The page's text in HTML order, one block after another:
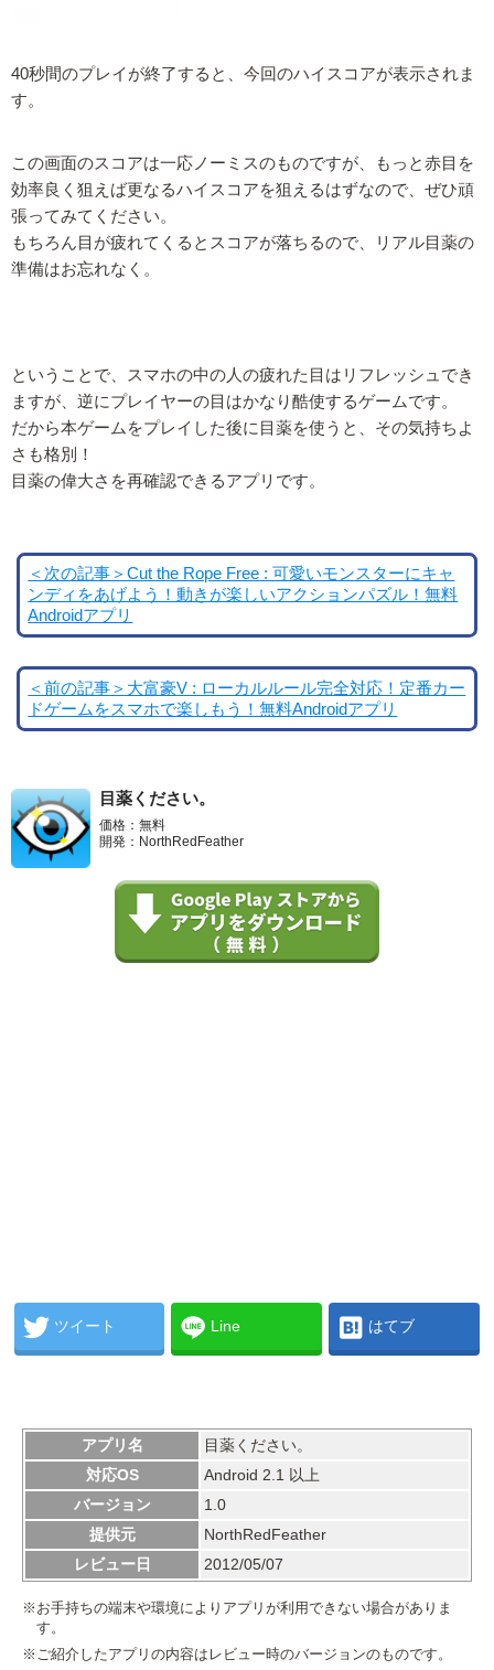
40秒間のプレイが終了すると、今回のハイスコアが表示されま
す。
この画面のスコアは一応ノーミスのものですが、もっと赤目を
効率良く狙えば更なるハイスコアを狙えるはずなので、ぜひ頑
張ってみてください。
もちろん目が疲れてくるとスコアが落ちるので、リアル目薬の
準備はお忘れなく。
ということで、スマホの中の人の疲れた目はリフレッシュでき
ますが、逆にプレイヤーの目はかなり酷使するゲームです。
だから本ゲームをプレイした後に目薬を使うと、その気持ちよ
さも格別！
目薬の偉大さを再確認できるアプリです。
＜次の記事＞Cut the Rope Free : 可愛いモンスターにキャ
ンディをあげよう！動きが楽しいアクションパズル！無料
Androidアプリ
＜前の記事＞大富豪V : ローカルルール完全対応！定番カー
ドゲームをスマホで楽しもう！無料Androidアプリ
目薬ください。
価格：無料
開発：NorthRedFeather
ツイート Line はてブ
アプリ名
目薬ください。
対応OS
Android 2.1 以上
バージョン
1.0
提供元
NorthRedFeather
レビュー日
2012/05/07
※お手持ちの端末や環境によりアプリが利用できない場合がありま
す。
※ご紹介したアプリの内容はレビュー時のバージョンのものです。